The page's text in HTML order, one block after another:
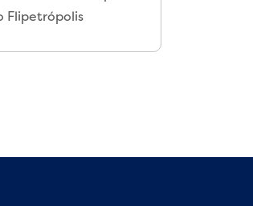
Flipetrópolis